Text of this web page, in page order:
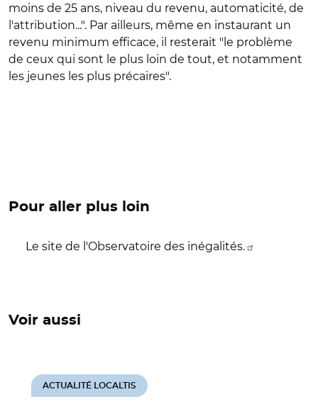
moins de 25 ans, niveau du revenu, automaticité, de
l'attribution...". Par ailleurs, même en instaurant un
revenu minimum efficace, il resterait "le problème
de ceux qui sont le plus loin de tout, et notamment
les jeunes les plus précaires".
Pour aller plus loin
Le site de l'Observatoire des inégalités.
Voir aussi
ACTUALITÉ LOCALTIS